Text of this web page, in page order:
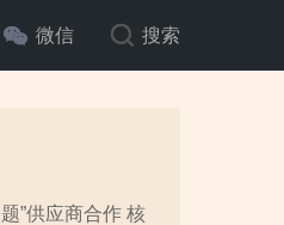
微信 搜索
”供应商合作 核